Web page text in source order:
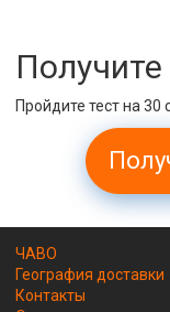
Пройдите тест на
ЧАВО
География доставки
Контакты